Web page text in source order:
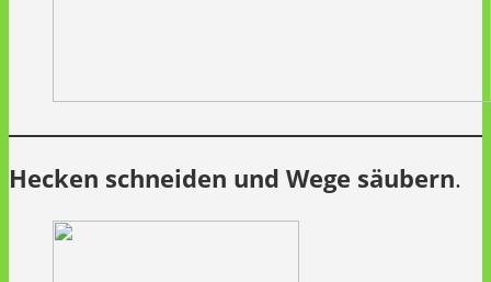
Hecken schneiden und Wege säubern.